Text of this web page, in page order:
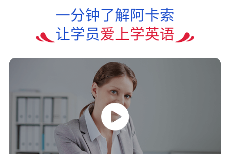
一分钟了解阿卡索
让学员爱上学英语